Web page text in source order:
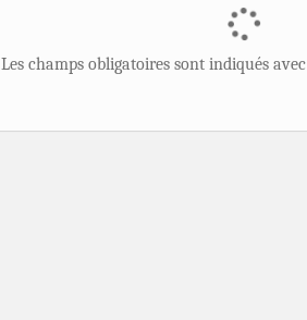
Les champs obligatoires sont indiqués avec